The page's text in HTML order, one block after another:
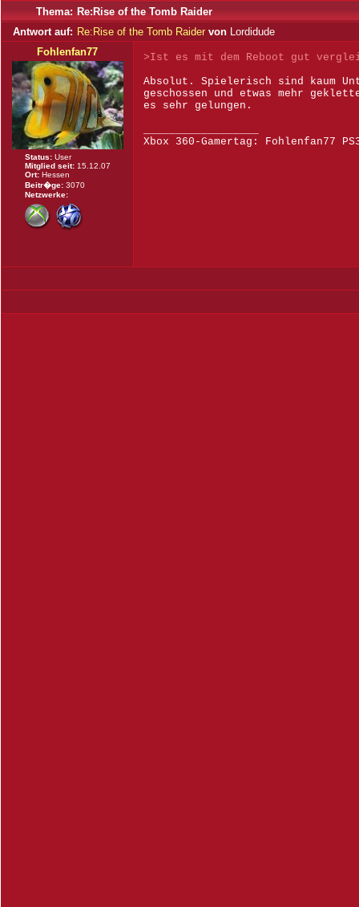
Thema: Re:Rise of the Tomb Raider
Antwort auf: Re:Rise of the Tomb Raider von Lordidude
Fohlenfan77
Status: User
Mitglied seit: 15.12.07
Ort: Hessen
Beitr�ge: 3070
Netzwerke:
>Ist es mit dem Reboot gut
Absolut. Spielerisch sind kaum
geschossen und etwas mehr
es sehr gelungen.
Xbox 360-Gamertag: Fohlenfan77